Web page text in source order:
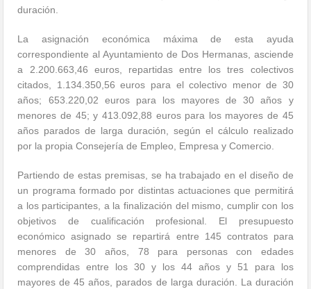
duración.
La asignación económica máxima de esta ayuda
correspondiente al Ayuntamiento de Dos Hermanas, asciende
a 2.200.663,46 euros, repartidas entre los tres colectivos
citados, 1.134.350,56 euros para el colectivo menor de 30
años; 653.220,02 euros para los mayores de 30 años y
menores de 45; y 413.092,88 euros para los mayores de 45
años parados de larga duración, según el cálculo realizado
por la propia Consejería de Empleo, Empresa y Comercio.
Partiendo de estas premisas, se ha trabajado en el diseño de
un programa formado por distintas actuaciones que permitirá
a los participantes, a la finalización del mismo, cumplir con los
objetivos de cualificación profesional. El presupuesto
económico asignado se repartirá entre 145 contratos para
menores de 30 años, 78 para personas con edades
comprendidas entre los 30 y los 44 años y 51 para los
mayores de 45 años, parados de larga duración. La duración